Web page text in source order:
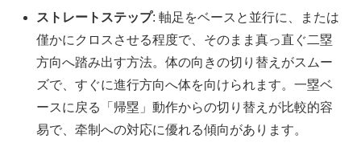
ストレートステップ: 軸足をベースと並行に、または
僅かにクロスさせる程度で、そのまま真っ直ぐ二塁
方向へ踏み出す方法。体の向きの切り替えがスムー
ズで、すぐに進行方向へ体を向けられます。一塁ベ
ースに戻る「帰塁」動作からの切り替えが比較的容
易で、牵制への対応に優れる傾向があります。